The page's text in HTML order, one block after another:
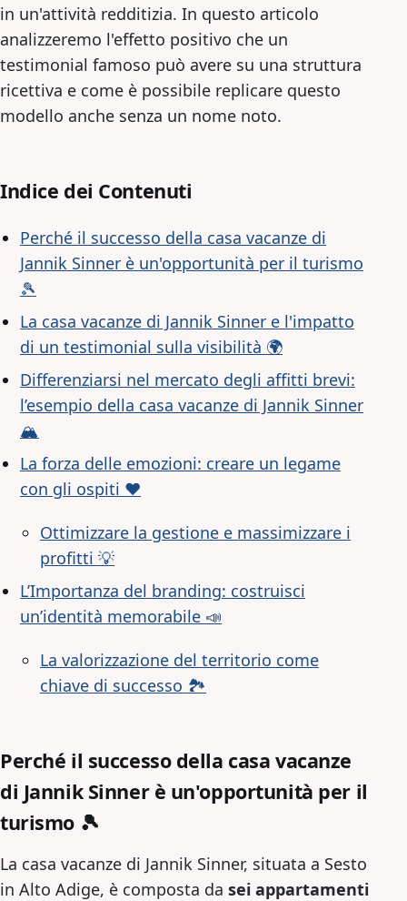
in un'attività redditizia. In questo articolo
analizzeremo l'effetto positivo che un
testimonial famoso può avere su una struttura
ricettiva e come è possibile replicare questo
modello anche senza un nome noto.
Indice dei Contenuti
Perché il successo della casa vacanze di
Jannik Sinner è un'opportunità per il turismo
🎾
La casa vacanze di Jannik Sinner e l'impatto
di un testimonial sulla visibilità 🌍
Differenziarsi nel mercato degli affitti brevi:
l’esempio della casa vacanze di Jannik Sinner
🏔️
La forza delle emozioni: creare un legame
con gli ospiti ❤️
Ottimizzare la gestione e massimizzare i
profitti 💡
L’Importanza del branding: costruisci
un’identità memorabile 📣
La valorizzazione del territorio come
chiave di successo 🏞️
Perché il successo della casa vacanze
di Jannik Sinner è un'opportunità per il
turismo 🎾
La casa vacanze di Jannik Sinner, situata a Sesto
in Alto Adige, è composta da sei appartamenti